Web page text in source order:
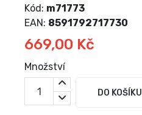
Kód: m71773
EAN: 8591792717730
669,00 Kč
Množství
DO KOŠÍKU